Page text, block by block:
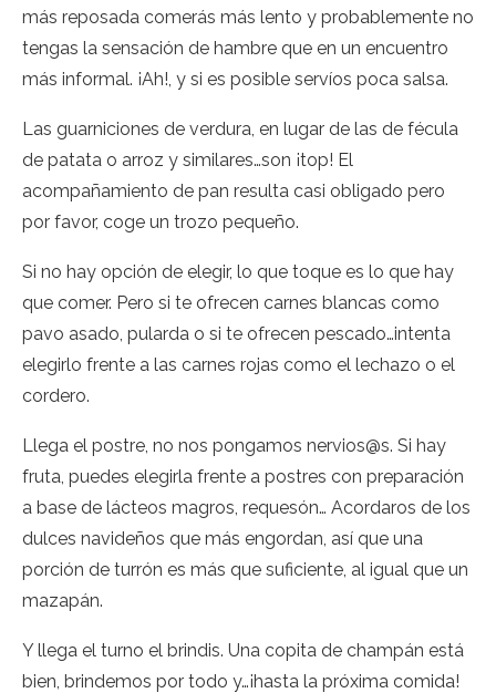
más reposada comerás más lento y probablemente no
tengas la sensación de hambre que en un encuentro
más informal. ¡Ah!, y si es posible servíos poca salsa.
Las guarniciones de verdura, en lugar de las de fécula
de patata o arroz y similares…son ¡top! El
acompañamiento de pan resulta casi obligado pero
por favor, coge un trozo pequeño.
Si no hay opción de elegir, lo que toque es lo que hay
que comer. Pero si te ofrecen carnes blancas como
pavo asado, pularda o si te ofrecen pescado…intenta
elegirlo frente a las carnes rojas como el lechazo o el
cordero.
Llega el postre, no nos pongamos nervios@s. Si hay
fruta, puedes elegirla frente a postres con preparación
a base de lácteos magros, requesón… Acordaros de los
dulces navideños que más engordan, así que una
porción de turrón es más que suficiente, al igual que un
mazapán.
Y llega el turno el brindis. Una copita de champán está
bien, brindemos por todo y…¡hasta la próxima comida!